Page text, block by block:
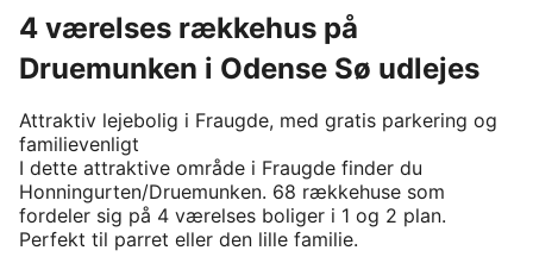
4 værelses rækkehus på
Druemunken i Odense Sø udlejes
Attraktiv lejebolig i Fraugde, med gratis parkering og
familievenligt
I dette attraktive område i Fraugde finder du
Honningurten/Druemunken. 68 rækkehuse som
fordeler sig på 4 værelses boliger i 1 og 2 plan.
Perfekt til parret eller den lille familie.